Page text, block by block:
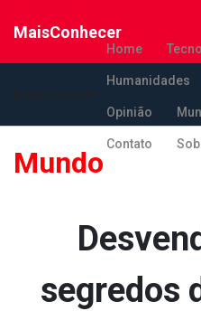
MaisConhecer
Home
Humanidades
Opinião
Contato
Mundo
segredos